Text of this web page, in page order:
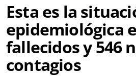
Esta es la
epidemiológica
fallecidos y 546
contagios